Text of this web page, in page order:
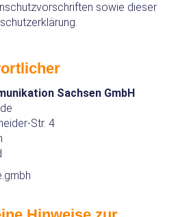
sowie dieser
Sachsen GmbH
Str. 4